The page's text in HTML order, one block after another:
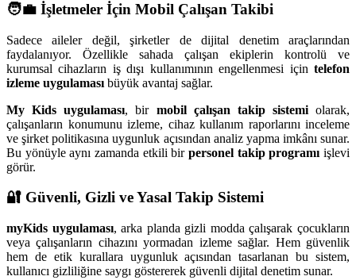
🧑‍💼 İşletmeler İçin Mobil Çalışan Takibi
Sadece aileler değil, şirketler de dijital denetim araçlarından
faydalanıyor. Özellikle sahada çalışan ekiplerin kontrolü ve
kurumsal cihazların iş dışı kullanımının engellenmesi için telefon
izleme uygulaması büyük avantaj sağlar.
My Kids uygulaması, bir mobil çalışan takip sistemiolarak,
çalışanların konumunu izleme, cihaz kullanım raporlarını inceleme
ve şirket politikasına uygunluk açısından analiz yapma imkânı sunar.
Bu yönüyle aynı zamanda etkili bir personel takip programı işlevi
görür.
🔐 Güvenli, Gizli ve Yasal Takip Sistemi
myKids uygulaması, arka planda gizli modda çalışarak çocukların
veya çalışanların cihazını yormadan izleme sağlar. Hem güvenlik
hem de etik kurallara uygunluk açısından tasarlanan bu sistem,
kullanıcı gizliliğine saygı göstererek güvenli dijital denetim sunar.